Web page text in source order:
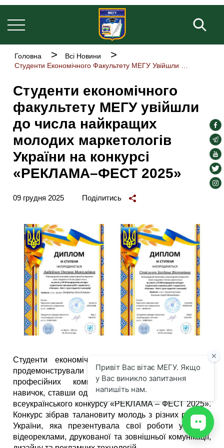
Перейти
до
основного
вмісту
Основна
Рядок
навіґації
Головна
Всі Новини
Студенти економічного
факультету МЕГУ увійшли
до числа найкращих
молодих маркетологів
України на конкурсі
«РЕКЛАМА–ФЕСТ 2025»
09 грудня 2025 Поділитись
Студенти економічного факультету МЕГУ знову
продемонстрували високий рівень креативності,
професійних компетентностей та практичних
навичок, ставши одними з переможців престижного
всеукраїнського конкурсу «РЕКЛАМА – ФЕСТ 2025».
Конкурс зібрав талановиту молодь з різних регіонів
України, яка презентувала свої роботи у сфері
відеореклами, друкованої та зовнішньої комунікації,